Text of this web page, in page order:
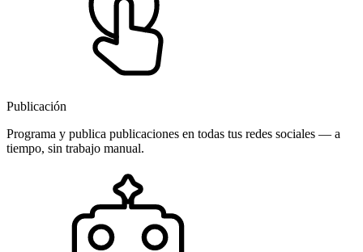
Publicación
Programa y publica publicaciones en todas tus redes sociales — a
tiempo, sin trabajo manual.